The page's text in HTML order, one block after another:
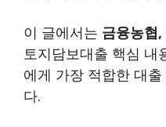
이 글에서는 금융농협
토지담보대출 핵심 내
에게 가장 적합한 대
다.